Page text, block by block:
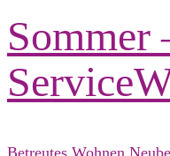
Sommer
Betreutes Wohnen